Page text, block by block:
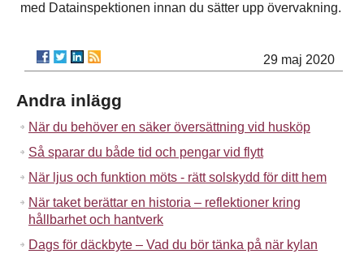
med Datainspektionen innan du sätter upp övervakning.
29 maj 2020
Andra inlägg
När du behöver en säker översättning vid husköp
Så sparar du både tid och pengar vid flytt
När ljus och funktion möts - rätt solskydd för ditt hem
När taket berättar en historia – reflektioner kring
hållbarhet och hantverk
Dags för däckbyte – Vad du bör tänka på när kylan